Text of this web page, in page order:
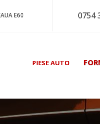
E60 0754
PIESE AUTO